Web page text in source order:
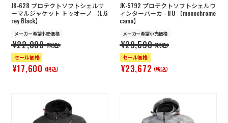
JK-628 プロテクトソフトシェルサ
ーマルジャケット トゥオーノ 【L.G
rey Black】
メーカー希望小売価格
¥22,000（税込）
セール価格
¥17,600（税込）
JK-5792 プロテクトソフトシェルウ
ィンターパーカ - IFU 【monochrome
camo】
メーカー希望小売価格
¥29,590（税込）
セール価格
¥23,672（税込）